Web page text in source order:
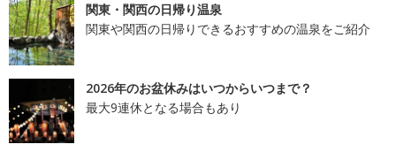
関東・関西の日帰り温泉
関東や関西の日帰りできるおすすめの温泉をご紹介
2026年のお盆休みはいつからいつまで？
最大9連休となる場合もあり